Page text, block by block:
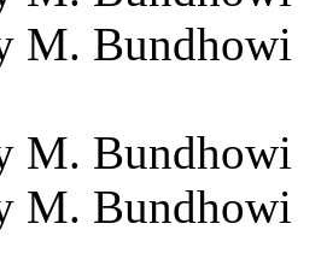
M. Bundhowi
M. Bundhowi
M. Bundhowi